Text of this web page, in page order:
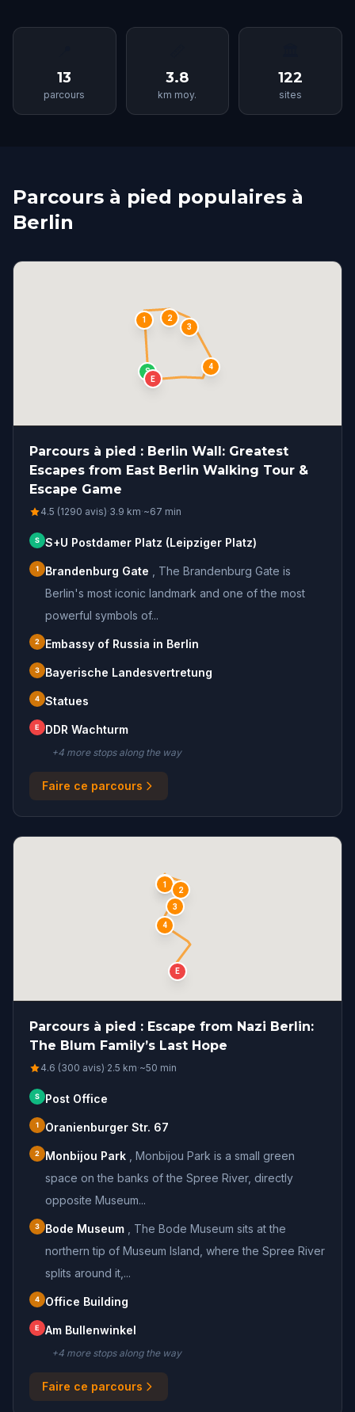
13
parcours
3.8
km moy.
122
sites
Parcours à pied populaires à
Berlin
S
1
2
3
4
E
Parcours à pied : Berlin Wall: Greatest
Escapes from East Berlin Walking Tour &
Escape Game
4.5 (1290 avis)·3.9 km·~67 min
S S+U Postdamer Platz (Leipziger Platz)
1 Brandenburg Gate
The Brandenburg Gate is
Berlin's most iconic landmark and one of the most
powerful symbols of...
2 Embassy of Russia in Berlin
3 Bayerische Landesvertretung
4 Statues
E DDR Wachturm
+4 more stopsalong the way
Faire ce parcours
S
1
2
3
4
E
Parcours à pied : Escape from Nazi Berlin:
The Blum Family’s Last Hope
4.6 (300 avis)·2.5 km·~50 min
S Post Office
1 Oranienburger Str. 67
2 Monbijou Park
Monbijou Park is a small green
space on the banks of the Spree River, directly
opposite Museum...
3 Bode Museum
The Bode Museum sits at the
northern tip of Museum Island, where the Spree River
splits around it,...
4 Office Building
E Am Bullenwinkel
+4 more stopsalong the way
Faire ce parcours